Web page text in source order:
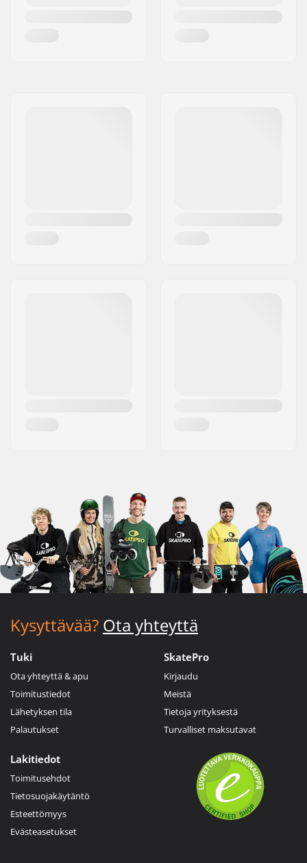
Kysyttävää? Ota yhteyttä
Tuki
Ota yhteyttä & apu
Toimitustiedot
Lähetyksen tila
Palautukset
SkatePro
Kirjaudu
Meistä
Tietoja yrityksestä
Turvalliset maksutavat
Lakitiedot
Toimitusehdot
Tietosuojakäytäntö
Esteettömyys
Evästeasetukset